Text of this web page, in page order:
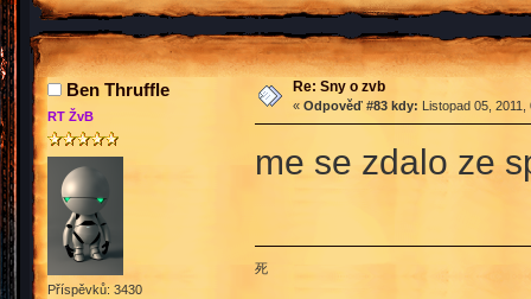
Ben Thruffle
RT ŽvB
Příspěvků: 3430
Re: Sny o zvb
« Odpověď #83 kdy: Listopad 05,
me se zdalo ze
死